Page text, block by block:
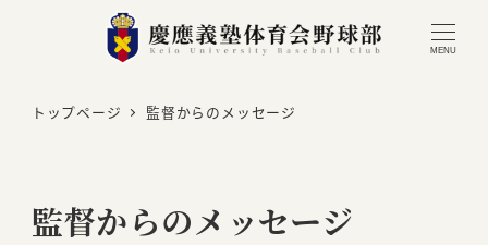
MENU
トップページ 監督からのメッセージ
監督からのメッセージ